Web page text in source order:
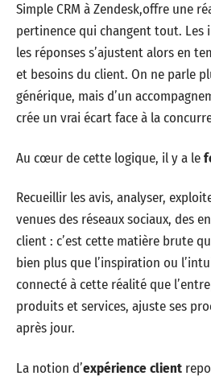
Simple CRM à Zendesk,offre une
pertinence qui changent tout. Les
les réponses s’ajustent alors en
et besoins du client. On ne parle
générique, mais d’un
crée un vrai écart face à la
Au cœur de cette logique, il y a le
Recueillir les avis, analyser,
venues des réseaux sociaux, des
client : c’est cette matière brute
bien plus que l’inspiration ou
connecté à cette réalité que
produits et services, ajuste ses
après jour.
La notion d’expérience client